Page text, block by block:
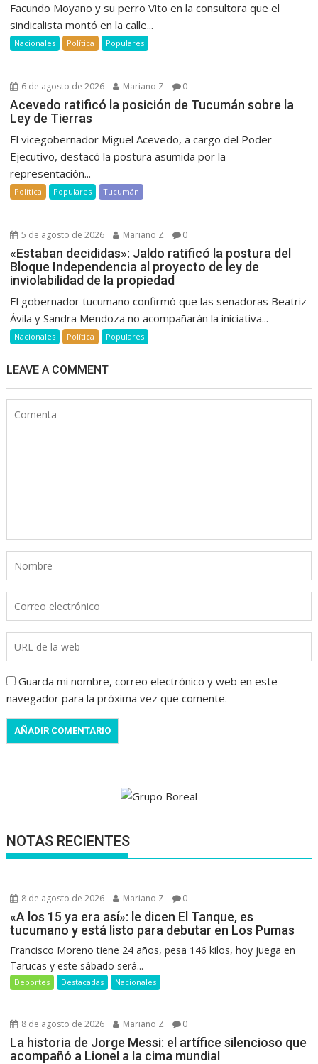
Facundo Moyano y su perro Vito en la consultora que el
sindicalista montó en la calle...
Nacionales Política Populares
6 de agosto de 2026 Mariano Z 0
Acevedo ratificó la posición de Tucumán sobre la
Ley de Tierras
El vicegobernador Miguel Acevedo, a cargo del Poder
Ejecutivo, destacó la postura asumida por la
representación...
Política Populares Tucumán
5 de agosto de 2026 Mariano Z 0
«Estaban decididas»: Jaldo ratificó la postura del
Bloque Independencia al proyecto de ley de
inviolabilidad de la propiedad
El gobernador tucumano confirmó que las senadoras Beatriz
Ávila y Sandra Mendoza no acompañarán la iniciativa...
Nacionales Política Populares
LEAVE A COMMENT
Guarda mi nombre, correo electrónico y web en este
navegador para la próxima vez que comente.
NOTAS RECIENTES
8 de agosto de 2026 Mariano Z 0
«A los 15 ya era así»: le dicen El Tanque, es
tucumano y está listo para debutar en Los Pumas
Francisco Moreno tiene 24 años, pesa 146 kilos, hoy juega en
Tarucas y este sábado será...
Deportes Destacadas Nacionales
8 de agosto de 2026 Mariano Z 0
La historia de Jorge Messi: el artífice silencioso que
acompañó a Lionel a la cima mundial